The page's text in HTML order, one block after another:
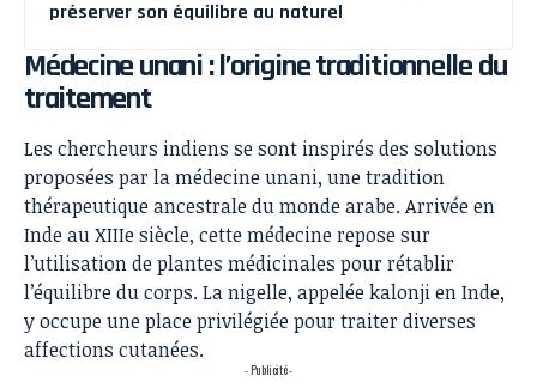
préserver son équilibre au naturel
Médecine unani : l’origine traditionnelle du
traitement
Les chercheurs indiens se sont inspirés des solutions
proposées par la médecine unani, une tradition
thérapeutique ancestrale du monde arabe. Arrivée en
Inde au XIIIe siècle, cette médecine repose sur
l’utilisation deplantes médicinales pour rétablir
l’équilibre du corps. La nigelle, appelée kalonji en Inde,
y occupe une place privilégiée pour traiter diverses
affections cutanées.
- Publicité -